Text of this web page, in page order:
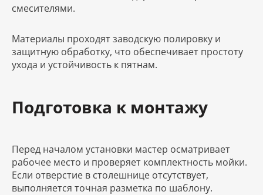
смесителями.
Материалы проходят заводскую полировку и
защитную обработку, что обеспечивает простоту
ухода и устойчивость к пятнам.
Подготовка к монтажу
Перед началом установки мастер осматривает
рабочее место и проверяет комплектность мойки.
Если отверстие в столешнице отсутствует,
выполняется точная разметка по шаблону.